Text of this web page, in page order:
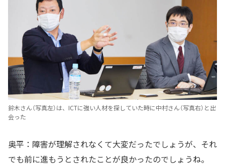
鈴木さん（写真左）は、ICTに強い人材を探していた時に中村さん（写真右）と出
会った
奥平：障害が理解されなくて大変だったでしょうが、それ
でも前に進もうとされたことが良かったのでしょうね。